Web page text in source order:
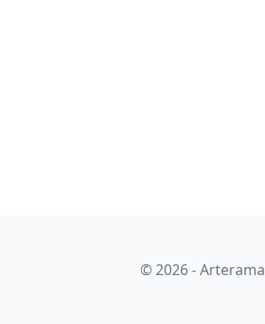
© 2026 - Arterama